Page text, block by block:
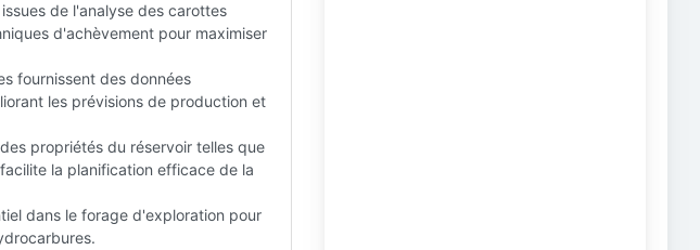
de l'analyse des carottes
d'achèvement pour maximiser
fournissent des données
les prévisions de production et
propriétés du réservoir telles que
la planification efficace de la
dans le forage d'exploration pour